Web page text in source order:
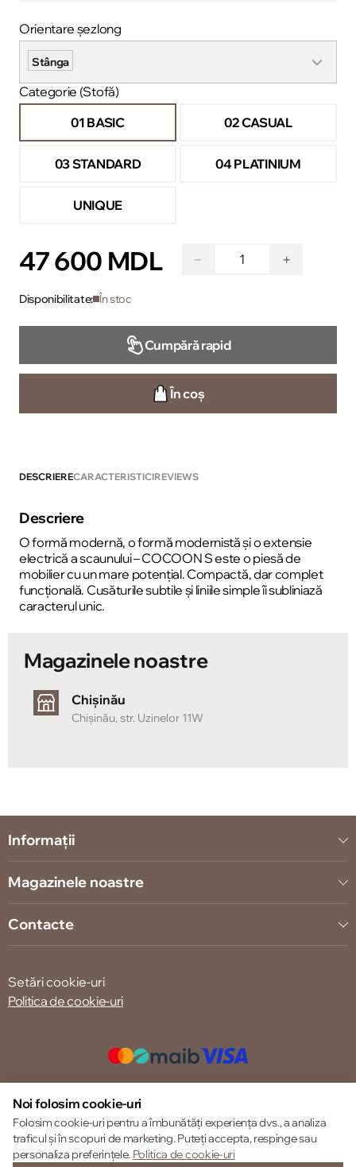
Orientare șezlong
Stânga
Categorie (Stofă)
01 BASIC
02 CASUAL
03 STANDARD 04 PLATINIUM
UNIQUE
47 600 MDL − +
Disponibilitate: În stoc
Cumpără rapid
În coș
DESCRIERECARACTERISTICIREVIEWS
Descriere
O formă modernă, o formă modernistă și o extensie
electrică a scaunului – COCOON S este o piesă de
mobilier cu un mare potențial. Compactă, dar complet
funcțională. Cusăturile subtile și liniile simple îi subliniază
caracterul unic.
Magazinele noastre
Chișinău
Chișinău, str. Uzinelor 11W
Informații
Magazinele noastre
Contacte
Setări cookie-uri
Politica de cookie-uri
© 2013 – 2026 ECOM
Noi folosim cookie-uri
Folosim cookie-uri pentru a îmbunătăți experiența dvs., a analiza
traficul și în scopuri de marketing. Puteți accepta, respinge sau
personaliza preferințele. Politica de cookie-uri